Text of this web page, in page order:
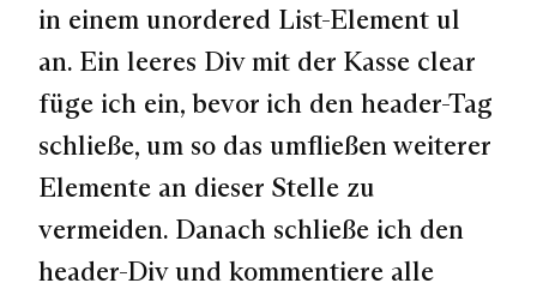
in einem unordered List-Element ul
an. Ein leeres Div mit der Kasse clear
füge ich ein, bevor ich den header-Tag
schließe, um so das umfließen weiterer
Elemente an dieser Stelle zu
vermeiden. Danach schließe ich den
header-Div und kommentiere alle